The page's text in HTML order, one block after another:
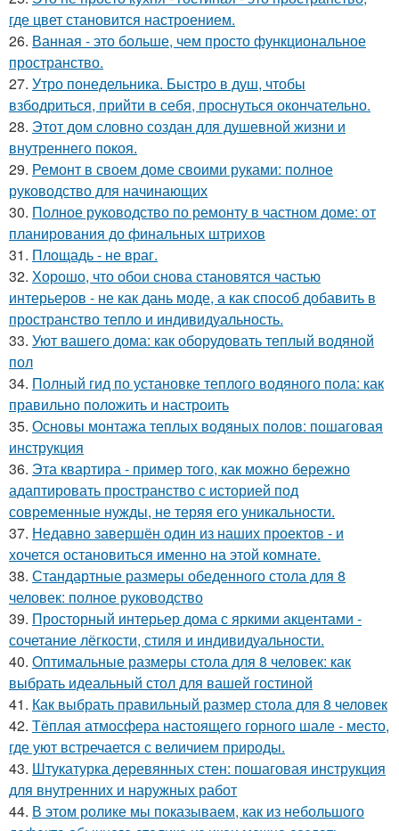
где цвет становится настроением.
26. Ванная - это больше, чем просто функциональное
пространство.
27. Утро понедельника. Быстро в душ, чтобы
взбодриться, прийти в себя, проснуться окончательно.
28. Этот дом словно создан для душевной жизни и
внутреннего покоя.
29. Ремонт в своем доме своими руками: полное
руководство для начинающих
30. Полное руководство по ремонту в частном доме: от
планирования до финальных штрихов
31. Площадь - не враг.
32. Хорошо, что обои снова становятся частью
интерьеров - не как дань моде, а как способ добавить в
пространство тепло и индивидуальность.
33. Уют вашего дома: как оборудовать теплый водяной
пол
34. Полный гид по установке теплого водяного пола: как
правильно положить и настроить
35. Основы монтажа теплых водяных полов: пошаговая
инструкция
36. Эта квартира - пример того, как можно бережно
адаптировать пространство с историей под
современные нужды, не теряя его уникальности.
37. Недавно завершён один из наших проектов - и
хочется остановиться именно на этой комнате.
38. Стандартные размеры обеденного стола для 8
человек: полное руководство
39. Просторный интерьер дома с яркими акцентами -
сочетание лёгкости, стиля и индивидуальности.
40. Оптимальные размеры стола для 8 человек: как
выбрать идеальный стол для вашей гостиной
41. Как выбрать правильный размер стола для 8 человек
42. Тёплая атмосфера настоящего горного шале - место,
где уют встречается с величием природы.
43. Штукатурка деревянных стен: пошаговая инструкция
для внутренних и наружных работ
44. В этом ролике мы показываем, как из небольшого